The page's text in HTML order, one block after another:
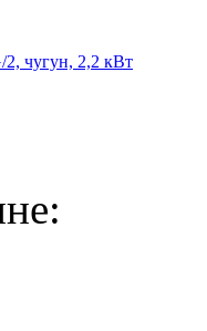
2, чугун, 2,2 кВт